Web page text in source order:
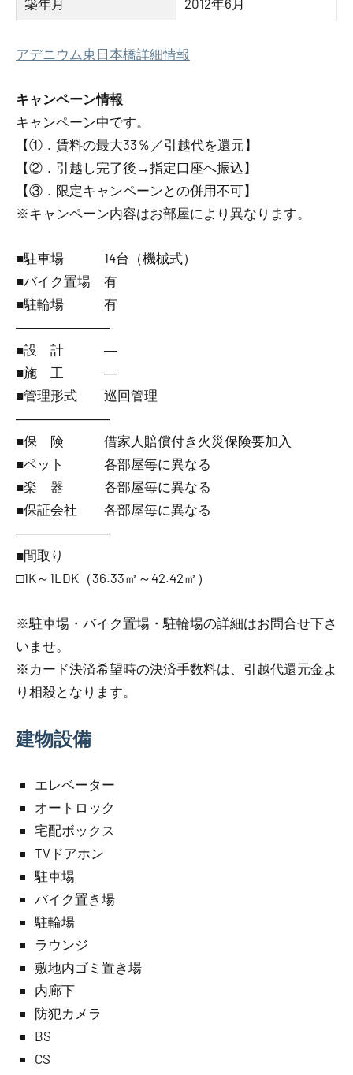
築年月 2012年6月
アデニウム東日本橋詳細情報
キャンペーン情報
キャンペーン中です。
【①．賃料の最大33％／引越代を還元】
【②．引越し完了後→指定口座へ振込】
【③．限定キャンペーンとの併用不可】
※キャンペーン内容はお部屋により異なります。
■駐車場 14台（機械式）
■バイク置場 有
■駐輪場 有
―――――――
■設 計 ―
■施 工 ―
■管理形式 巡回管理
―――――――
■保 険 借家人賠償付き火災保険要加入
■ペット 各部屋毎に異なる
■楽 器 各部屋毎に異なる
■保証会社 各部屋毎に異なる
―――――――
■間取り
□1K～1LDK（36.33㎡～42.42㎡）
※駐車場・バイク置場・駐輪場の詳細はお問合せ下さ
いませ。
※カード決済希望時の決済手数料は、引越代還元金よ
り相殺となります。
建物設備
エレベーター
オートロック
宅配ボックス
TVドアホン
駐車場
バイク置き場
駐輪場
ラウンジ
敷地内ゴミ置き場
内廊下
防犯カメラ
BS
CS